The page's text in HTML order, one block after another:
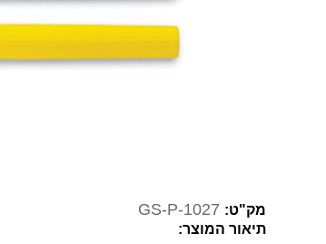
מק"ט: GS-P-1027
תיאור המוצר: